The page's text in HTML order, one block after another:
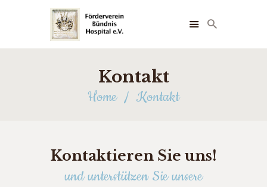
Kontakt
Home Kontakt
FOTOS
FÖRDERER
Kontaktieren Sie uns!
und unterstützen Sie unsere